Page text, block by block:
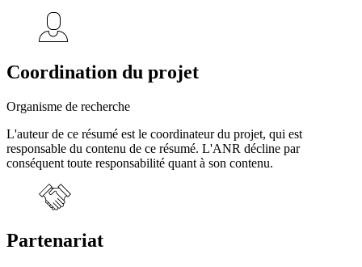
Coordination du projet
Organisme de recherche
L'auteur de ce résumé est le coordinateur du projet, qui est
responsable du contenu de ce résumé. L'ANR décline par
conséquent toute responsabilité quant à son contenu.
Partenariat